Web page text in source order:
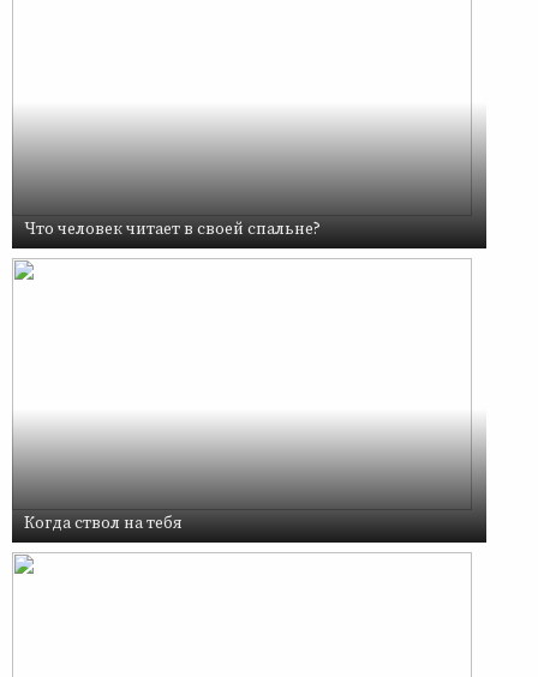
Что человек читает в своей спальне?
Когда ствол на тебя